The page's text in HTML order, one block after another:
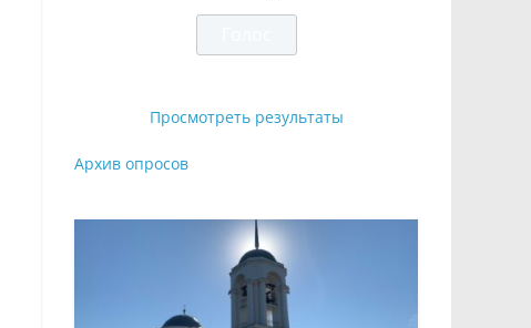
Просмотреть результаты
Архив опросов